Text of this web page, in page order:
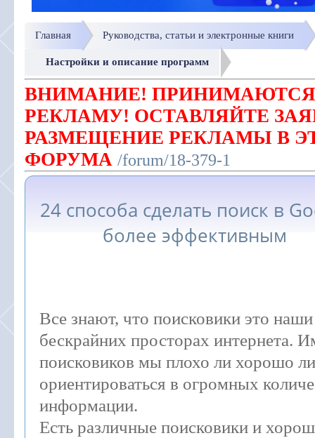
Главная Руководства, статьи и электронные книги
Настройки и описание программ
ВНИМАНИЕ! ПРИНИМАЮТСЯ
РЕКЛАМУ! ОСТАВЛЯЙТЕ
РАЗМЕЩЕНИЕ РЕКЛАМЫ В
ФОРУМА /forum/18-379-1
24 способа сделать поиск в
более эффективным
Все знают, что поисковики это
бескрайних просторах интернета.
поисковиков мы плохо ли хорошо
ориентироваться в огромных
информации.
Есть различные поисковики и